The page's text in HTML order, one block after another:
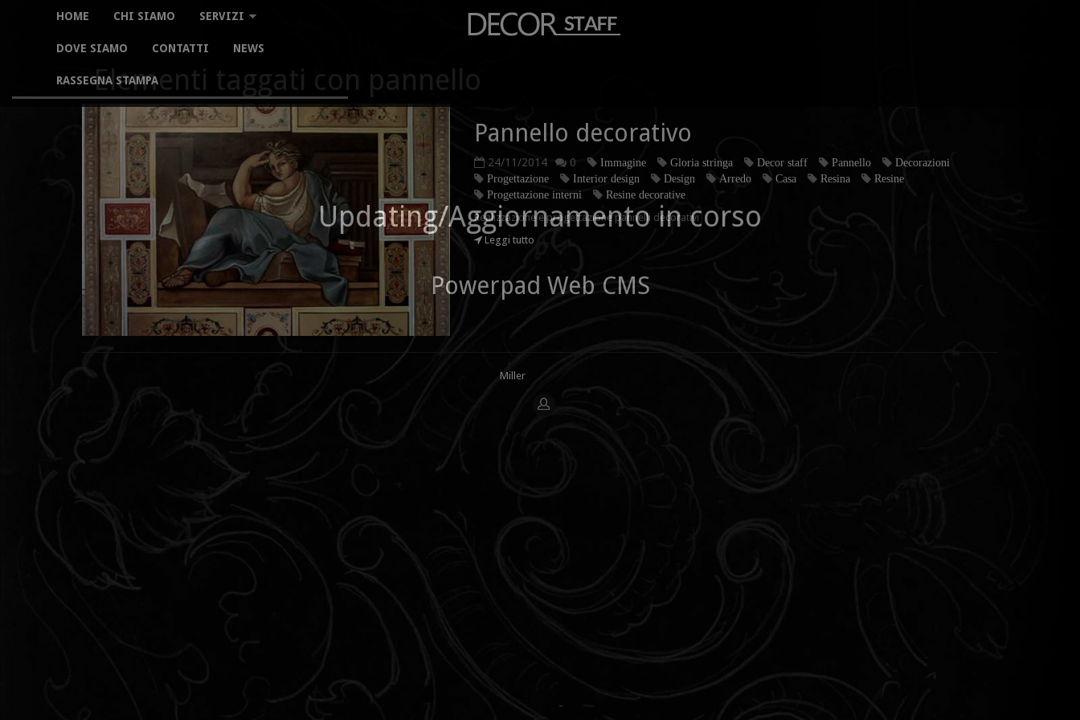
HOME CHI SIAMO SERVIZI
DOVE SIAMO CONTATTI NEWS
RASSEGNA STAMPA
Elementi taggati con pannello
Pannello decorativo
24/11/2014 0 Immagine Gloria stringa Decor staff Pannello
Decorazioni
Progettazione
Interior design Design Arredo Casa Resina
Resine
Progettazione interni
Resine decorative
Realizzazione e progettazione pannelli decorativi
Leggi tutto
Miller
[Login]
Updating/Aggiornamento in corso
Powerpad Web CMS